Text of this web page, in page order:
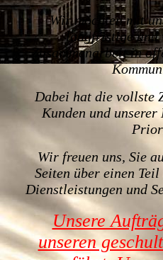
Wir möchten mit
langfristige und
Zusammenarbeit in
Dabei hat die vollste
Kunden und
Wir freuen uns, Sie
Seiten über einen
Dienstleistungen und
Unsere
unseren